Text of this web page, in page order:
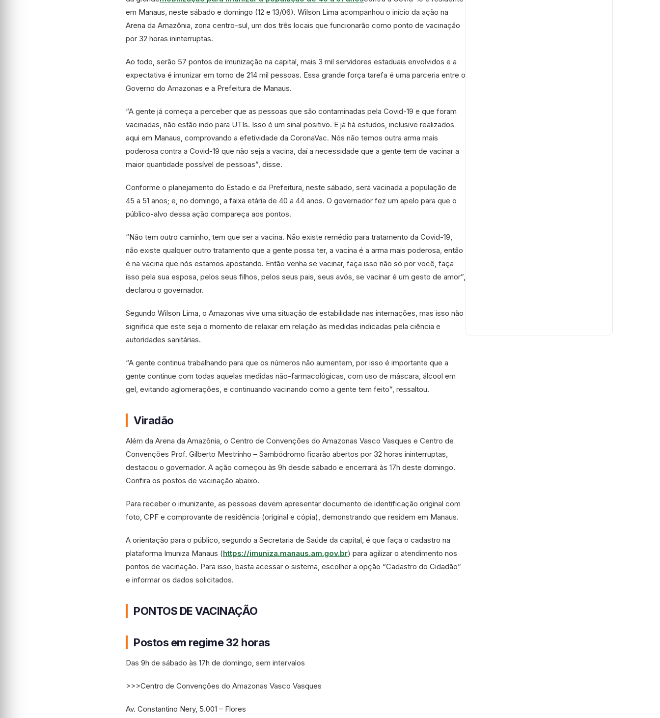
em Manaus, neste sábado e domingo (12 e 13/06). Wilson Lima acompanhou o início da ação na
Arena da Amazônia, zona centro-sul, um dos três locais que funcionarão como ponto de vacinação
por 32 horas ininterruptas.
Ao todo, serão 57 pontos de imunização na capital, mais 3 mil servidores estaduais envolvidos e a
expectativa é imunizar em torno de 214 mil pessoas. Essa grande força tarefa é uma parceria entre o
Governo do Amazonas e a Prefeitura de Manaus.
“A gente já começa a perceber que as pessoas que são contaminadas pela Covid-19 e que foram
vacinadas, não estão indo para UTIs. Isso é um sinal positivo. E já há estudos, inclusive realizados
aqui em Manaus, comprovando a efetividade da CoronaVac. Nós não temos outra arma mais
poderosa contra a Covid-19 que não seja a vacina, daí a necessidade que a gente tem de vacinar a
maior quantidade possível de pessoas”, disse.
Conforme o planejamento do Estado e da Prefeitura, neste sábado, será vacinada a população de
45 a 51 anos; e, no domingo, a faixa etária de 40 a 44 anos. O governador fez um apelo para que o
público-alvo dessa ação compareça aos pontos.
“Não tem outro caminho, tem que ser a vacina. Não existe remédio para tratamento da Covid-19,
não existe qualquer outro tratamento que a gente possa ter, a vacina é a arma mais poderosa, então
é na vacina que nós estamos apostando. Então venha se vacinar, faça isso não só por você, faça
isso pela sua esposa, pelos seus filhos, pelos seus pais, seus avós, se vacinar é um gesto de amor”,
declarou o governador.
Segundo Wilson Lima, o Amazonas vive uma situação de estabilidade nas internações, mas isso não
significa que este seja o momento de relaxar em relação às medidas indicadas pela ciência e
autoridades sanitárias.
“A gente continua trabalhando para que os números não aumentem, por isso é importante que a
gente continue com todas aquelas medidas não-farmacológicas, com uso de máscara, álcool em
gel, evitando aglomerações, e continuando vacinando como a gente tem feito”, ressaltou.
Viradão
Além da Arena da Amazônia, o Centro de Convenções do Amazonas Vasco Vasques e Centro de
Convenções Prof. Gilberto Mestrinho – Sambódromo ficarão abertos por 32 horas ininterruptas,
destacou o governador. A ação começou às 9h desde sábado e encerrará às 17h deste domingo.
Confira os postos de vacinação abaixo.
Para receber o imunizante, as pessoas devem apresentar documento de identificação original com
foto, CPF e comprovante de residência (original e cópia), demonstrando que residem em Manaus.
A orientação para o público, segundo a Secretaria de Saúde da capital, é que faça o cadastro na
plataforma Imuniza Manaus (https://imuniza.manaus.am.gov.br) para agilizar o atendimento nos
pontos de vacinação. Para isso, basta acessar o sistema, escolher a opção “Cadastro do Cidadão”
e informar os dados solicitados.
PONTOS DE VACINAÇÃO
Postos em regime 32 horas
Das 9h de sábado às 17h de domingo, sem intervalos
>>>Centro de Convenções do Amazonas Vasco Vasques
Av. Constantino Nery, 5.001 – Flores